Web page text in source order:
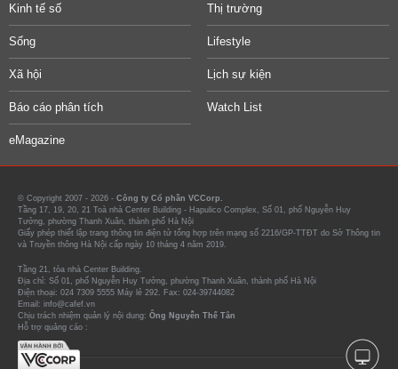
Kinh tế số Thị trường
Sống Lifestyle
Xã hội Lịch sự kiện
Báo cáo phân tích Watch List
eMagazine
© Copyright 2007 - 2026 - Công ty Cổ phần VCCorp.
Tầng 17, 19, 20, 21 Toà nhà Center Building - Hapulico Complex, Số 01, phố Nguyễn Huy
Tưởng, phường Thanh Xuân, thành phố Hà Nội
Giấy phép thiết lập trang thông tin điện tử tổng hợp trên mạng số 2216/GP-TTĐT do Sở Thông tin
và Truyền thông Hà Nội cấp ngày 10 tháng 4 năm 2019.
Tầng 21, tòa nhà Center Building.
Địa chỉ: Số 01, phố Nguyễn Huy Tưởng, phường Thanh Xuân, thành phố Hà Nội
Điện thoại: 024 7309 5555 Máy lẻ 292. Fax: 024-39744082
Email: info@cafef.vn
Chịu trách nhiệm quản lý nội dung: Ông Nguyễn Thế Tân
Hỗ trợ quảng cáo :